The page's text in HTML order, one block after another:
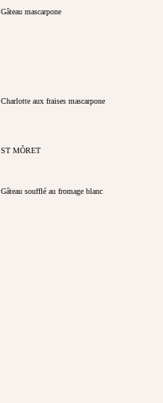
Gâteau mascarpone
Charlotte aux fraises mascarpone
ST MÔRET
Gâteau soufflé au fromage blanc